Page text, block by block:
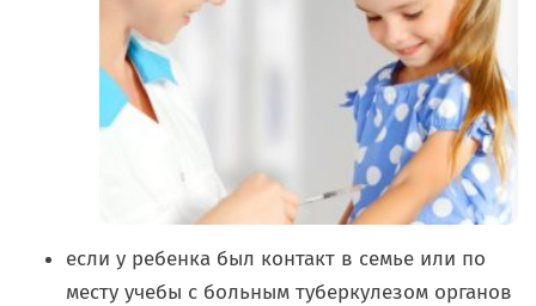
если у ребенка был контакт в семье или по
месту учебы с больным туберкулезом органов